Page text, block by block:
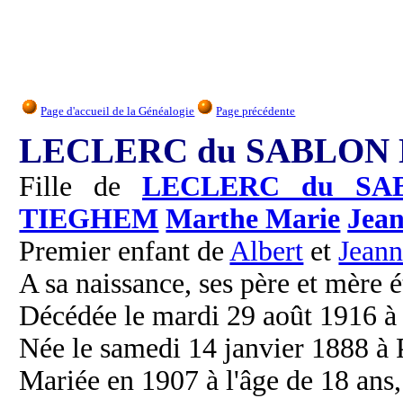
Page d'accueil de la Généalogie Page précédente
LECLERC du SABLON
Fille deLECLERC du
TIEGHEM Marthe Marie
Premier enfant deAlbert et
A sa naissance, ses père et mère
Décédée le mardi 29 août 1916
Née le samedi 14 janvier 1888 à
Mariée en 1907 à l'âge de 18